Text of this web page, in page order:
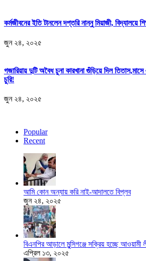
কর্মজীবনের ইতি টানলেন দপ্তরি নান্নু মিয়াজী, বিদ্যালয়ে
জুন ২৪, ২০২৫
গজারিয়ায় দুটি অবৈধ চুনা কারখানা গুঁড়িয়ে দিল
চুরি!
জুন ২৪, ২০২৫
Popular
Recent
আমি কোন অন্যায় করি নাই-আদালতে বিপ্লব
জুন ২৪, ২০২৫
বিএনপির আড়ালে মুন্সিগঞ্জে সক্রিয় হচ্ছে
এপ্রিল ১৩, ২০২৫